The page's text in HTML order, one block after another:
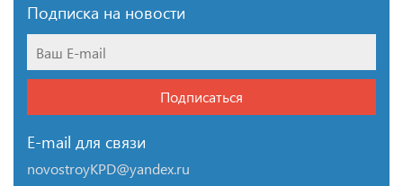
Подписка на новости
Подписаться
E-mail для связи
novostroyKPD@yandex.ru